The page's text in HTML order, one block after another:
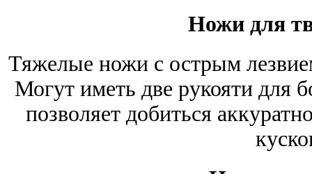
Ножи для
Тяжелые ножи с острым
Могут иметь две рукояти для
позволяет добиться